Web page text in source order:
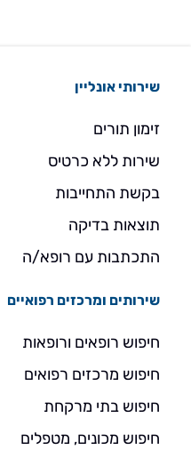
שירותי אונליין
זימון תורים
שירות ללא כרטיס
בקשת התחייבות
תוצאות בדיקה
התכתבות עם רופא/ה
שירותים ומרכזים רפואיים
חיפוש רופאים ורופאות
חיפוש מרכזים רפואים
חיפוש בתי מרקחת
חיפוש מכונים, מטפלים